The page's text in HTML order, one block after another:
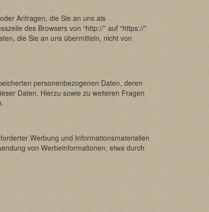
Anfragen, die Sie an uns als
des Browsers von “http://” auf “https://”
die Sie an uns übermitteln, nicht von
personenbezogenen Daten, deren
Daten. Hierzu sowie zu weiteren Fragen
Werbung und Informationsmaterialien
von Werbeinformationen, etwa durch